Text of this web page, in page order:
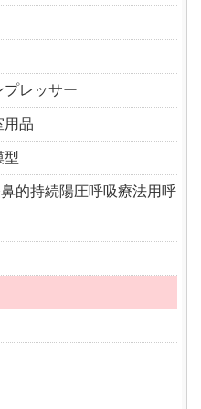
レッサー
用品
型
的持続陽圧呼吸療法用呼